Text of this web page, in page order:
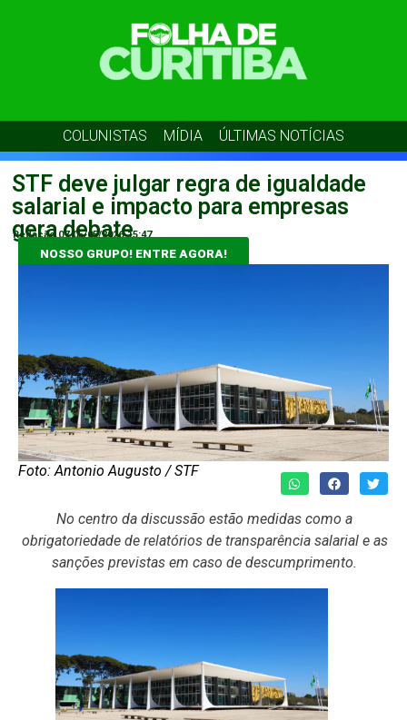
COLUNISTAS MÍDIA ÚLTIMAS NOTÍCIAS
STF deve julgar regra de igualdade
salarial e impacto para empresas
gera debate
Redação 07 05/05/2026 15:47
NOSSO GRUPO! ENTRE AGORA!
Foto: Antonio Augusto / STF
No centro da discussão estão medidas como a
obrigatoriedade de relatórios de transparência salarial e as
sanções previstas em caso de descumprimento.